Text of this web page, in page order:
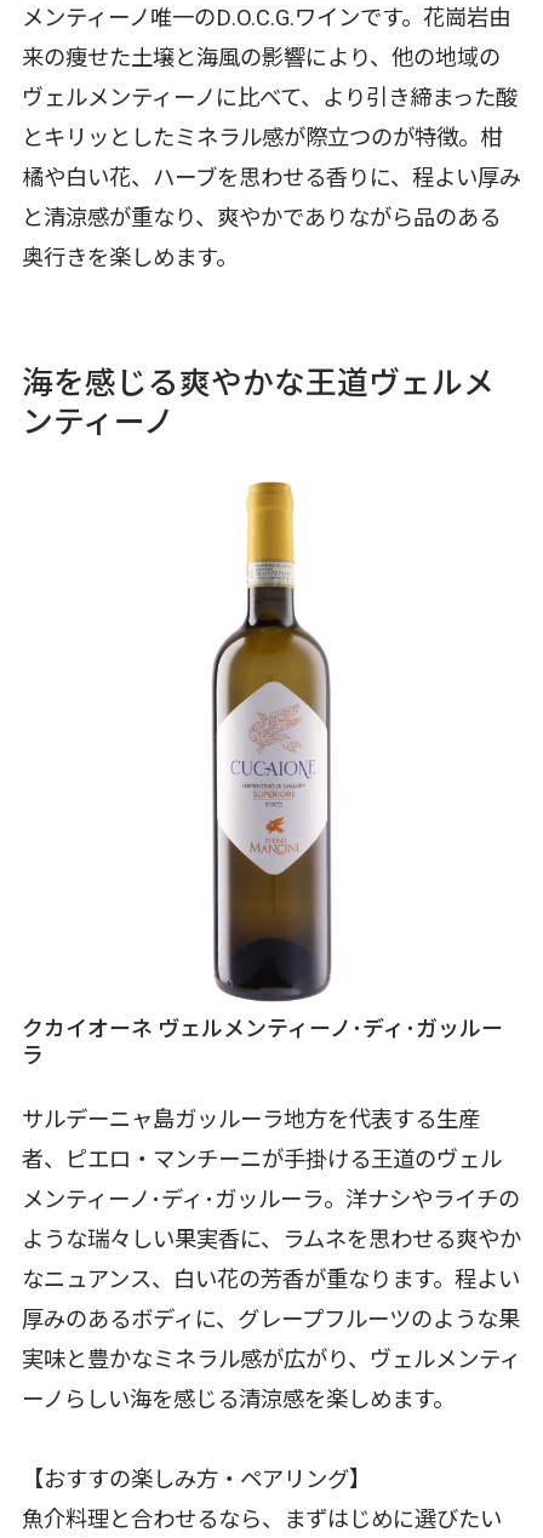
メンティーノ唯一のD.O.C.G.ワインです。花崗岩由
来の痩せた土壌と海風の影響により、他の地域の
ヴェルメンティーノに比べて、より引き締まった酸
とキリッとしたミネラル感が際立つのが特徴。柑
橘や白い花、ハーブを思わせる香りに、程よい厚み
と清涼感が重なり、爽やかでありながら品のある
奥行きを楽しめます。
海を感じる爽やかな王道ヴェルメ
ンティーノ
クカイオーネ ヴェルメンティーノ･ディ･ガッルー
ラ
サルデーニャ島ガッルーラ地方を代表する生産
者、ピエロ・マンチーニが手掛ける王道のヴェル
メンティーノ･ディ･ガッルーラ。洋ナシやライチの
ような瑞々しい果実香に、ラムネを思わせる爽やか
なニュアンス、白い花の芳香が重なります。程よい
厚みのあるボディに、グレープフルーツのような果
実味と豊かなミネラル感が広がり、ヴェルメンティ
ーノらしい海を感じる清涼感を楽しめます。
【おすすの楽しみ方・ペアリング】
魚介料理と合わせるなら、まずはじめに選びたい